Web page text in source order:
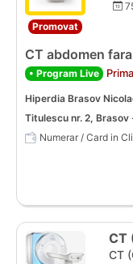
Promovat
CT abdomen
• Program Live
Hiperdia Brasov
Titulescu nr. 2, Brasov
Numerar / Card in
CT
CT